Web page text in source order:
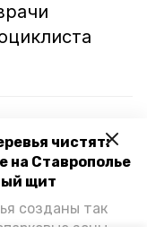
чистят:
на Ставрополье
щит
созданы так
зоны,
в